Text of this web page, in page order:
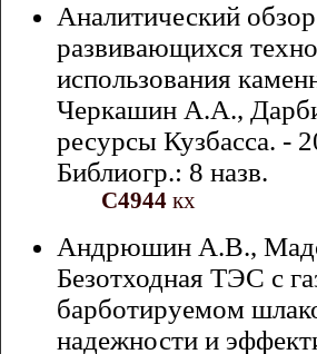
Аналитический
развивающихся
использования
Черкашин А.А.,
ресурсы Кузбасса. -
Библиогр.: 8 назв.
С4944кх
Андрюшин А.В.,
Безотходная ТЭС с
барботируемом
надежности и